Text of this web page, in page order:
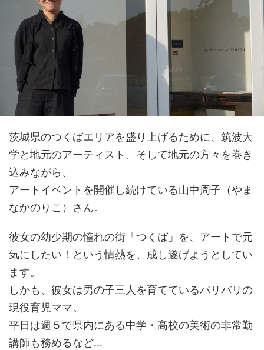
茨城県のつくばエリアを盛り上げるために、筑波大
学と地元のアーティスト、そして地元の方々を巻き
込みながら、
アートイベントを開催し続けている山中周子（やま
なかのりこ）さん。
彼女の幼少期の憧れの街「つくば」を、アートで元
気にしたい！という情熱を、成し遂げようとしてい
ます。
しかも、彼女は男の子三人を育てているバリバリの
現役育児ママ。
平日は週５で県内にある中学・高校の美術の非常勤
講師も務めるなど...